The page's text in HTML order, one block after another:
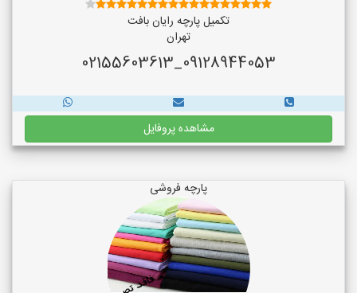
تکمیل پارچه رایان بافت
تهران
09128944053_02155603613
مشاهده پروفایل
پارچه فروشی